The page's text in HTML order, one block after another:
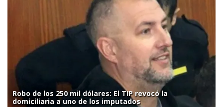
Robo de los 250 mil dólares: El TIP revocó la
domiciliaria a uno de los imputados